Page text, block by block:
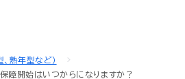
熟年型など）
障開始はいつからになりますか？